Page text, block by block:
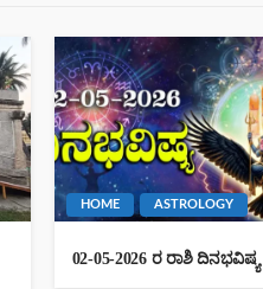
HOME ASTROLOGY
02-05-2026 ರ ರಾಶಿ ದಿನಭವಿಷ್ಯ